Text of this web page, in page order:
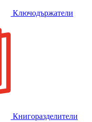
Ключодържатели
Книгоразделители